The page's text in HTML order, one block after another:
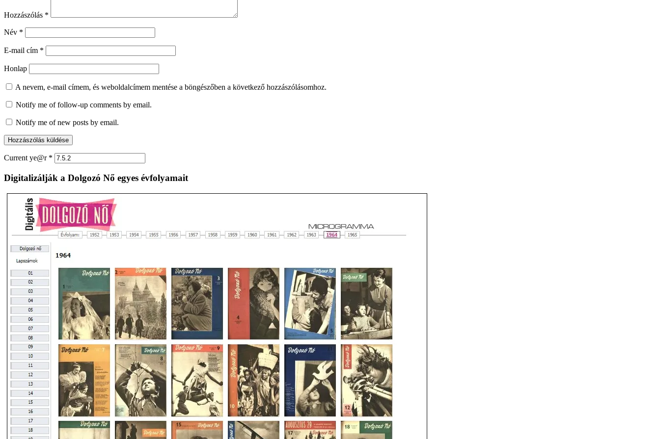
Hozzászólás *
Név *
E-mail cím *
Honlap
A nevem, e-mail címem, és weboldalcímem mentése a böngészőben a következő hozzászólásomhoz.
Notify me of follow-up comments by email.
Notify me of new posts by email.
Current ye@r *
Digitalizálják a Dolgozó Nő egyes évfolyamait